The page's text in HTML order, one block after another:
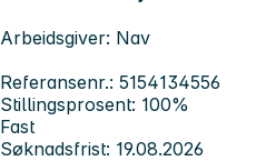
Arbeidsgiver: Nav
Referansenr.: 5154134556
Stillingsprosent: 100%
Fast
Søknadsfrist: 19.08.2026